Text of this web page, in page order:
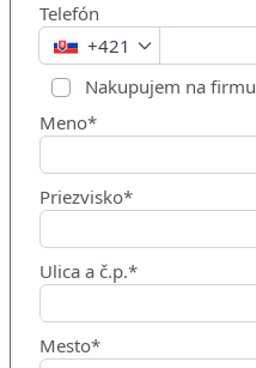
Telefón
+421
Nakupujem na firmu
Meno*
Priezvisko*
Ulica a č.p.*
Mesto*